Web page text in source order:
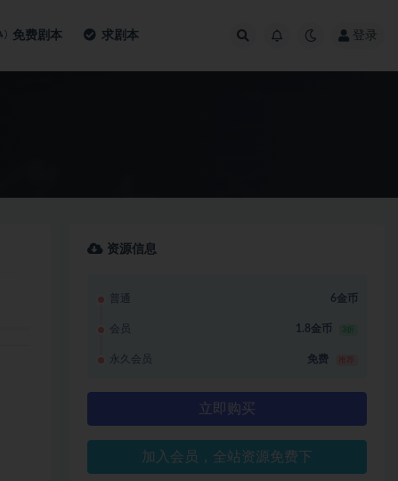
免费剧本 求剧本 登录
资源信息
普通 6金币
会员 1.8金币 3折
永久会员 免费
立即购买
加入会员，全站资源免费下